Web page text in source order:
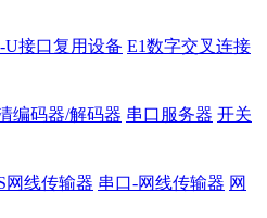
U接口复用设备 E1数字交叉连接
编码器/解码器 串口服务器 开关
网线传输器 串口-网线传输器 网